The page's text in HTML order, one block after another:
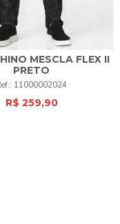
42 44 46 48
50 52 +
MESCLA FLEX II
PRETO
11000002024
R$ 259,90